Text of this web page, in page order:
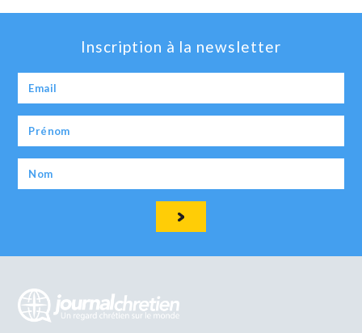
Inscription à la newsletter